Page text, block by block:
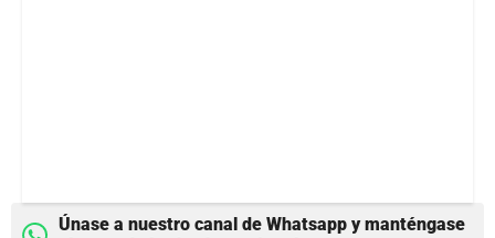
Únase a nuestro canal de Whatsapp y manténgase